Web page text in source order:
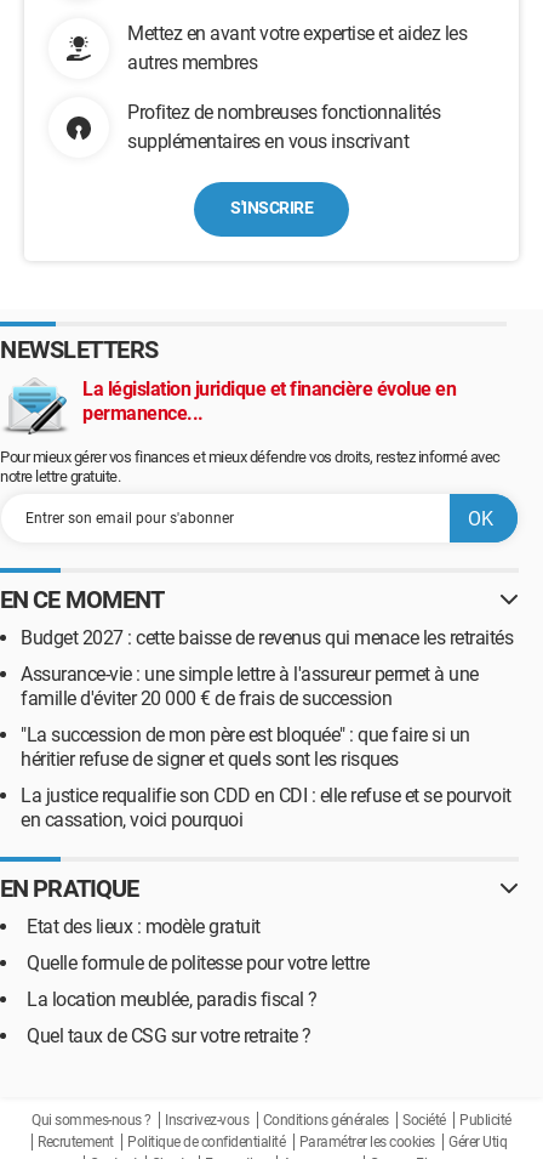
Mettez en avant votre expertise et aidez les
autres membres
Profitez de nombreuses fonctionnalités
supplémentaires en vous inscrivant
S'INSCRIRE
NEWSLETTERS
La législation juridique et financière évolue en
permanence...
Pour mieux gérer vos finances et mieux défendre vos droits, restez informé avec
notre lettre gratuite.
EN CE MOMENT
Budget 2027 : cette baisse de revenus qui menace les retraités
Assurance-vie : une simple lettre à l'assureur permet à une
famille d'éviter 20 000 € de frais de succession
"La succession de mon père est bloquée" : que faire si un
héritier refuse de signer et quels sont les risques
La justice requalifie son CDD en CDI : elle refuse et se pourvoit
en cassation, voici pourquoi
EN PRATIQUE
Etat des lieux : modèle gratuit
Quelle formule de politesse pour votre lettre
La location meublée, paradis fiscal ?
Quel taux de CSG sur votre retraite ?
Qui sommes-nous ? Inscrivez-vous Conditions générales Société
Publicité
Recrutement
Politique de confidentialité Paramétrer les cookies
Gérer Utiq